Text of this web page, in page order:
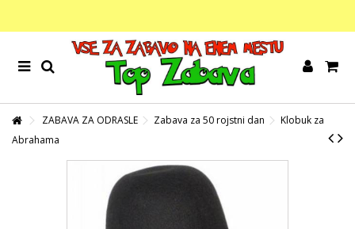
ZABAVA ZA ODRASLE Zabava za 50 rojstni dan
Klobuk za
Abrahama